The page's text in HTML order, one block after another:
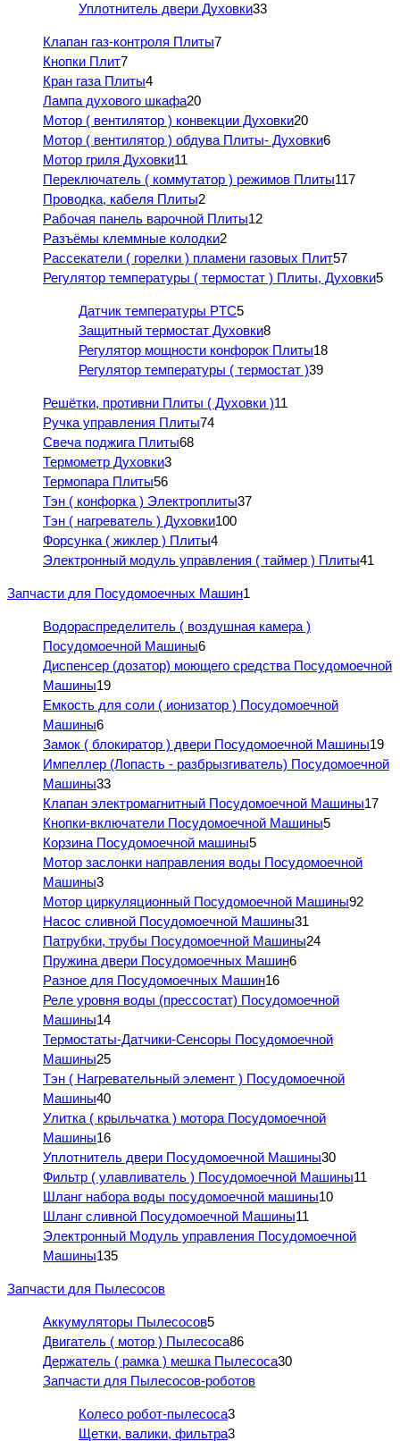
Уплотнитель двери Духовки33
Клапан газ-контроля Плиты7
Кнопки Плит7
Кран газа Плиты4
Лампа духового шкафа20
Мотор ( вентилятор ) конвекции Духовки20
Мотор ( вентилятор ) обдува Плиты- Духовки6
Мотор гриля Духовки11
Переключатель ( коммутатор ) режимов Плиты117
Проводка, кабеля Плиты2
Рабочая панель варочной Плиты12
Разъёмы клеммные колодки2
Рассекатели ( горелки ) пламени газовых Плит57
Регулятор температуры ( термостат ) Плиты, Духовки5
Датчик температуры PTC5
Защитный термостат Духовки8
Регулятор мощности конфорок Плиты18
Регулятор температуры ( термостат )39
Решётки, противни Плиты ( Духовки )11
Ручка управления Плиты74
Свеча поджига Плиты68
Термометр Духовки3
Термопара Плиты56
Тэн ( конфорка ) Электроплиты37
Тэн ( нагреватель ) Духовки100
Форсунка ( жиклер ) Плиты4
Электронный модуль управления ( таймер ) Плиты41
Запчасти для Посудомоечных Машин1
Водораспределитель ( воздушная камера )
Посудомоечной Машины6
Диспенсер (дозатор) моющего средства Посудомоечной
Машины19
Емкость для соли ( ионизатор ) Посудомоечной
Машины6
Замок ( блокиратор ) двери Посудомоечной Машины19
Импеллер (Лопасть - разбрызгиватель) Посудомоечной
Машины33
Клапан электромагнитный Посудомоечной Машины17
Кнопки-включатели Посудомоечной Машины5
Корзина Посудомоечной машины5
Мотор заслонки направления воды Посудомоечной
Машины3
Мотор циркуляционный Посудомоечной Машины92
Насос сливной Посудомоечной Машины31
Патрубки, трубы Посудомоечной Машины24
Пружина двери Посудомоечных Машин6
Разное для Посудомоечных Машин16
Реле уровня воды (прессостат) Посудомоечной
Машины14
Термостаты-Датчики-Сенсоры Посудомоечной
Машины25
Тэн ( Нагревательный элемент ) Посудомоечной
Машины40
Улитка ( крыльчатка ) мотора Посудомоечной
Машины16
Уплотнитель двери Посудомоечной Машины30
Фильтр ( улавливатель ) Посудомоечной Машины11
Шланг набора воды посудомоечной машины10
Шланг сливной Посудомоечной Машины11
Электронный Модуль управления Посудомоечной
Машины135
Запчасти для Пылесосов
Аккумуляторы Пылесосов5
Двигатель ( мотор ) Пылесоса86
Держатель ( рамка ) мешка Пылесоса30
Запчасти для Пылесосов-роботов
Колесо робот-пылесоса3
Щетки, валики, фильтра3